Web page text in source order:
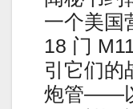
一个美
18 门
引它们的
炮管——